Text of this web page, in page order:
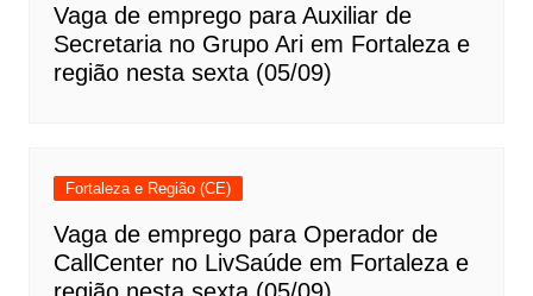
Vaga de emprego para Auxiliar de
Secretaria no Grupo Ari em Fortaleza e
região nesta sexta (05/09)
Fortaleza e Região (CE)
Vaga de emprego para Operador de
CallCenter no LivSaúde em Fortaleza e